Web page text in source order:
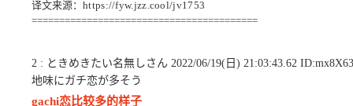
译文来源： https://fyw.jzz.cool/jv1753
=========================================
2 : ときめきたい名無しさん 2022/06/19(日) 21:03:43.62
地味にガチ恋が多そう
gachi恋比较多的样子